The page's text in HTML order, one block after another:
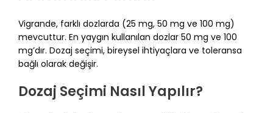
Vigrande, farklı dozlarda (25 mg, 50 mg ve 100 mg)
mevcuttur. En yaygın kullanılan dozlar 50 mg ve 100
mg’dır. Dozaj seçimi, bireysel ihtiyaçlara ve toleransa
bağlı olarak değişir.
Dozaj Seçimi Nasıl Yapılır?